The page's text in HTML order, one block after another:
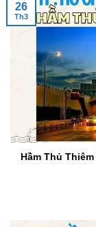
Hầm Thủ
26
Th3